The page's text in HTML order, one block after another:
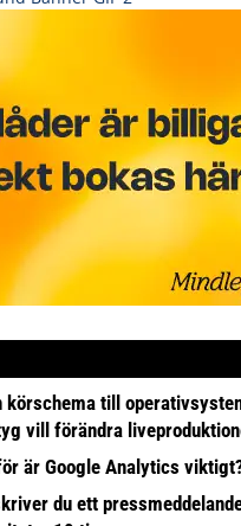
körschema till
vill förändra
är Google Analytics
du ett